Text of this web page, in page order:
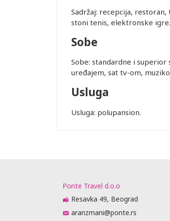
Sadržaj: recepcija,
stoni tenis, elektronske igre.
Sobe
Sobe: standardne i superior
uređajem, sat tv-om,
Usluga
Usluga: polupansion.
Ponte Travel d.o.o
Resavka 49, Beograd
aranzmani@ponte.rs